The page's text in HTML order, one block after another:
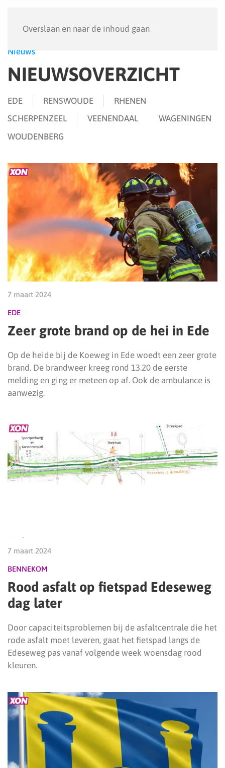
Overslaan en naar de inhoud gaan
Nieuws
NIEUWSOVERZICHT
EDE RENSWOUDE
RHENEN
SCHERPENZEEL
VEENENDAAL
WAGENINGEN
WOUDENBERG
7 maart 2024
EDE
Zeer grote brand op de hei in Ede
Op de heide bij de Koeweg in Ede woedt een zeer grote
brand. De brandweer kreeg rond 13.20 de eerste
melding en ging er meteen op af. Ook de ambulance is
aanwezig.
7 maart 2024
BENNEKOM
Rood asfalt op fietspad Edeseweg
dag later
Door capaciteitsproblemen bij de asfaltcentrale die het
rode asfalt moet leveren, gaat het fietspad langs de
Edeseweg pas vanaf volgende week woensdag rood
kleuren.